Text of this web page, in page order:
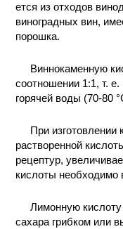
ется из отходов
виноградных вин,
порошка.
Виннокаменную
соотношении 1:1, т. е.
горячей воды (70-80
При изготовлении
растворенной
рецептур,
кислоты необходимо
Лимонную
сахара грибком или